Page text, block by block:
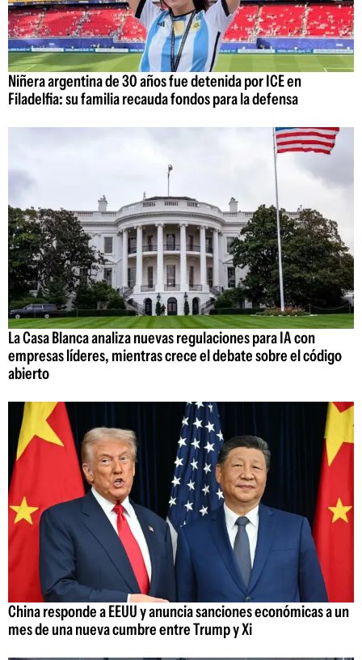
Niñera argentina de 30 años fue detenida por ICE en
Filadelfia: su familia recauda fondos para la defensa
La Casa Blanca analiza nuevas regulaciones para IA con
empresas líderes, mientras crece el debate sobre el código
abierto
China responde a EEUU y anuncia sanciones económicas a un
mes de una nueva cumbre entre Trump y Xi